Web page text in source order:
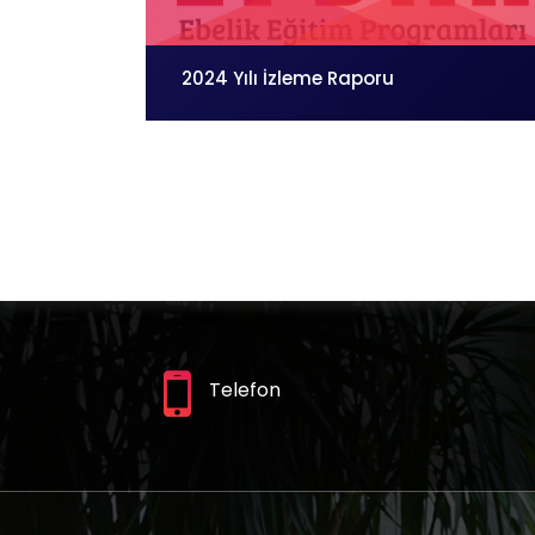
2024 Yılı İzleme Raporu
Telefon